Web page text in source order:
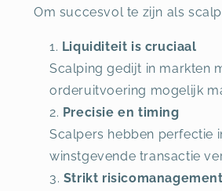
Om succesvol te zijn als
Liquiditeit is cruciaal
Scalping gedijt in markten
orderuitvoering mogelijk
Precisie en timing
Scalpers hebben perfectie
winstgevende transactie
Strikt risicomanagement